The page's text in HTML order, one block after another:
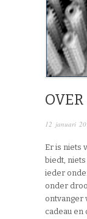
12 januari
Er is niets
biedt,
ieder
onder
ontvanger
cadeau en